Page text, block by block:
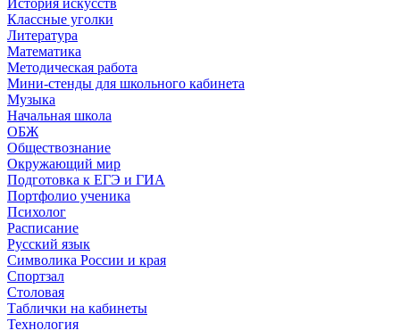
История искусств
Классные уголки
Литература
Математика
Методическая работа
Мини-стенды для школьного кабинета
Музыка
Начальная школа
ОБЖ
Обществознание
Окружающий мир
Подготовка к ЕГЭ и ГИА
Портфолио ученика
Психолог
Расписание
Русский язык
Символика России и края
Спортзал
Столовая
Таблички на кабинеты
Технология